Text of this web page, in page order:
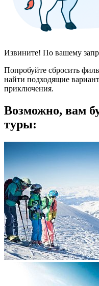
Извините! По вашему
Попробуйте сбросить
найти подходящие
приключения.
Возможно, вам
туры: